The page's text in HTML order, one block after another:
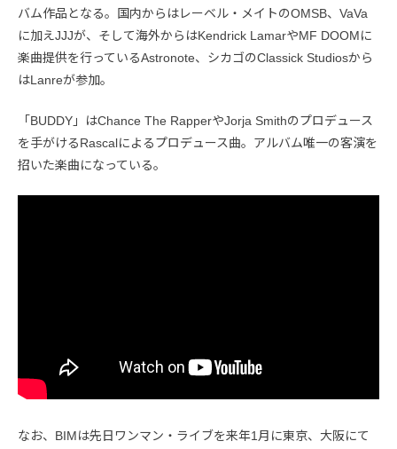
バム作品となる。国内からはレーベル・メイトのOMSB、VaVa
に加えJJJが、そして海外からはKendrick LamarやMF DOOMに
楽曲提供を行っているAstronote、シカゴのClassick Studiosから
はLanreが参加。
「BUDDY」はChance The RapperやJorja Smithのプロデュース
を手がけるRascalによるプロデュース曲。アルバム唯一の客演を
招いた楽曲になっている。
なお、BIMは先日ワンマン・ライブを来年1月に東京、大阪にて